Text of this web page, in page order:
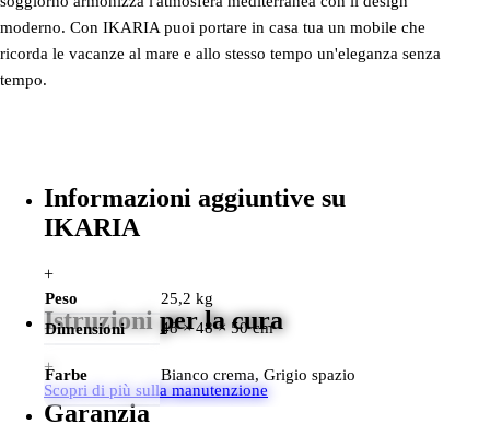
moderno. Con IKARIA puoi portare in casa tua un mobile che
ricorda le vacanze al mare e allo stesso tempo un'eleganza senza
tempo.
Informazioni aggiuntive su
IKARIA
+
Peso
25,2 kg
Dimensioni
48 × 48 × 50 cm
Farbe Bianco crema, Grigio spazio
Istruzioni per la cura
+
Scopri di più sulla manutenzione
Garanzia